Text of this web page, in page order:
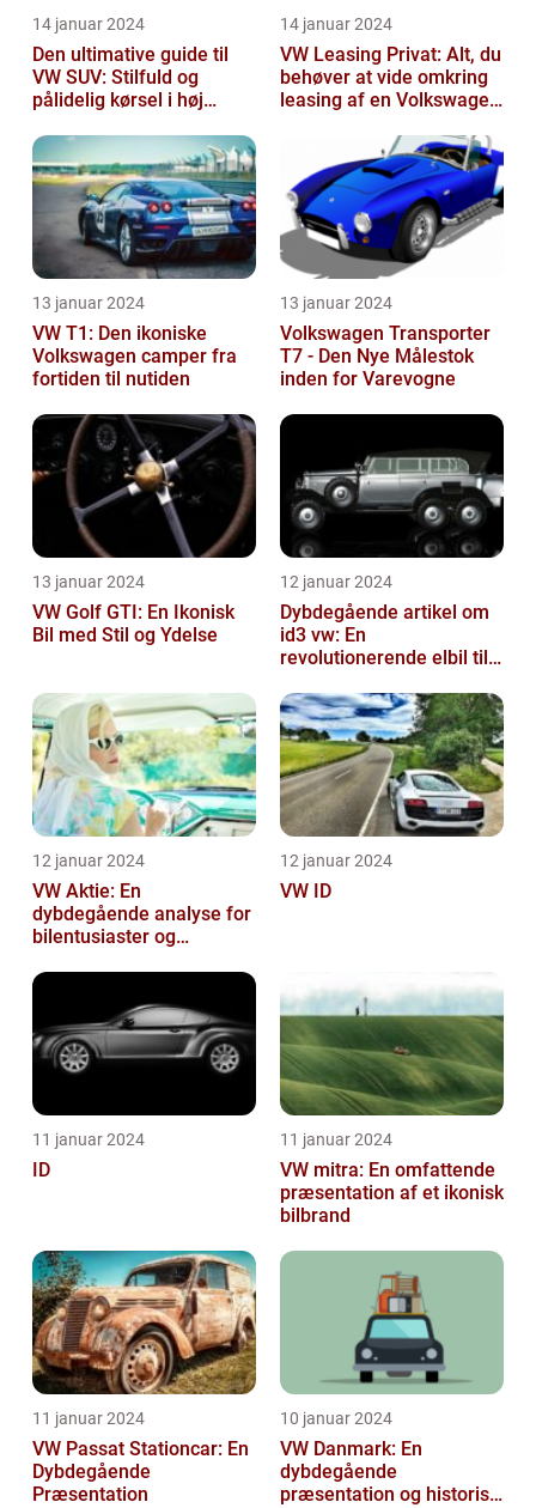
14 januar 2024
Den ultimative guide til
VW SUV: Stilfuld og
pålidelig kørsel i høj
14 januar 2024
VW Leasing Privat: Alt, du
behøver at vide omkring
leasing af en Volkswagen
13 januar 2024
VW T1: Den ikoniske
Volkswagen camper fra
fortiden til nutiden
13 januar 2024
Volkswagen Transporter
T7 - Den Nye Målestok
inden for Varevogne
13 januar 2024
VW Golf GTI: En Ikonisk
Bil med Stil og Ydelse
12 januar 2024
Dybdegående artikel om
id3 vw: En
revolutionerende elbil til
12 januar 2024
VW Aktie: En
dybdegående analyse for
bilentusiaster og
12 januar 2024
VW ID
11 januar 2024
ID
11 januar 2024
VW mitra: En omfattende
præsentation af et ikonisk
bilbrand
11 januar 2024
VW Passat Stationcar: En
Dybdegående
Præsentation
10 januar 2024
VW Danmark: En
dybdegående
præsentation og historisk